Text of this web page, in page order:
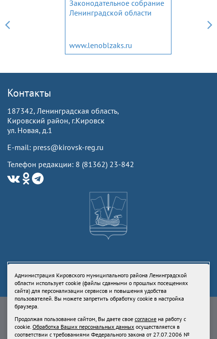
Законодательное собрание
Ленинградской области
www.lenoblzaks.ru
Контакты
187342, Ленинградская область,
Кировский район, г.Кировск
ул. Новая, д.1
E-mail: press@kirovsk-reg.ru
Телефон редакции: 8 (81362) 23-842
Свидетельство Роскомнадзора ЭЛ № ФС77-73336 от 24 июля 2018
Ленинградской области
Продолжая пользование сайтом, Вы даете своесогласиена работу с
Администрация Кировского муниципального района Ленинградской
области использует cookie (файлы сданными о прошлых посещениях
сайта) для персонализации сервисов и повышения удобства
пользователей. Вы можете запретить обработку cookie в настройка
браузера.
Продолжая пользование сайтом, Вы даете свое согласие на работу с
cookie. Обработка Ваших персональных данных осуществляется в
соответствии с требованиями Федерального закона от 27.07.2006 №